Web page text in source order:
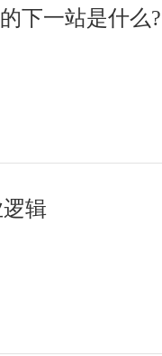
下一站是什么?
辑